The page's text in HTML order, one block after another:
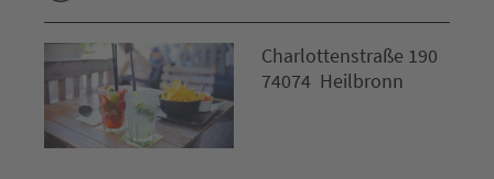
Charlottenstraße 190
74074 Heilbronn